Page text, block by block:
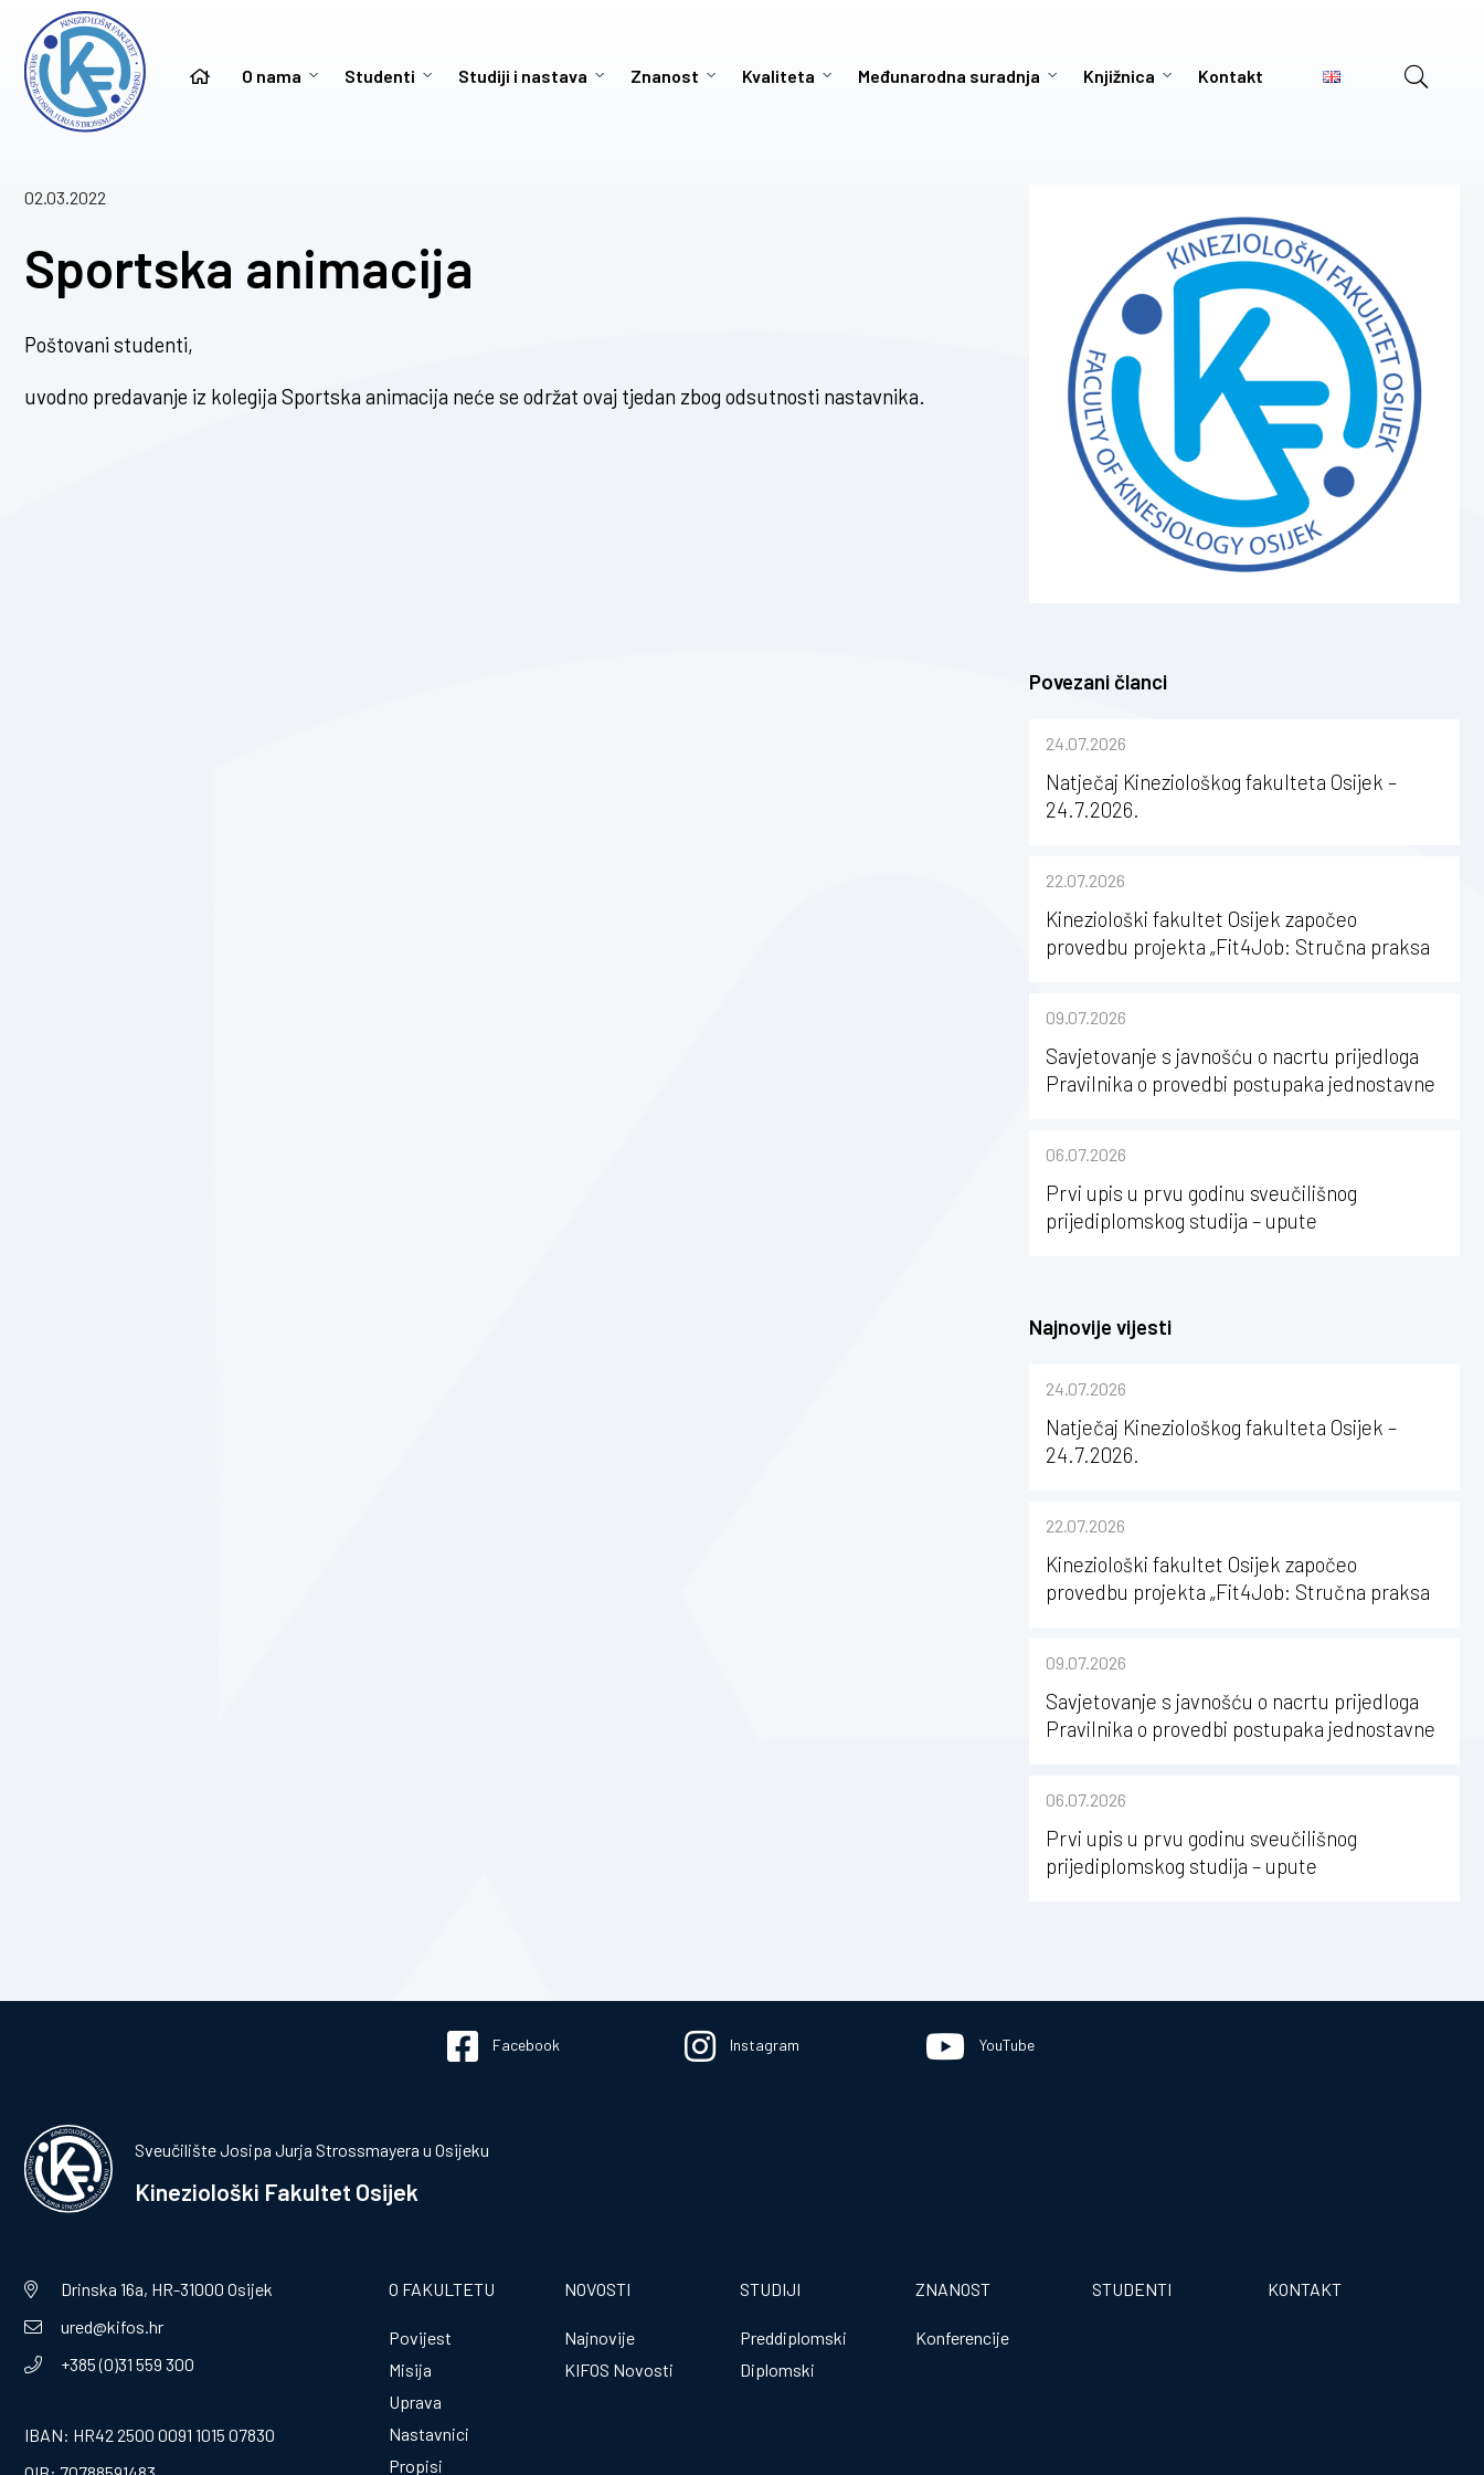
O nama Studenti Studiji i nastava Znanost Kvaliteta Međunarodna suradnja Knjižnica Kontakt
02.03.2022
Sportska animacija
Poštovani studenti,
uvodno predavanje iz kolegija Sportska animacija neće se održat ovaj tjedan zbog odsutnosti nastavnika.
Povezani članci
24.07.2026
Natječaj Kineziološkog fakulteta Osijek –
24.7.2026.
22.07.2026
Kineziološki fakultet Osijek započeo
provedbu projekta „Fit4Job: Stručna praksa
09.07.2026
Savjetovanje s javnošću o nacrtu prijedloga
Pravilnika o provedbi postupaka jednostavne
Strossmayera u Osijeku
06.07.2026
Prvi upis u prvu godinu sveučilišnog
prijediplomskog studija – upute
Najnovije vijesti
24.07.2026
Natječaj Kineziološkog fakulteta Osijek –
24.7.2026.
22.07.2026
Kineziološki fakultet Osijek započeo
provedbu projekta „Fit4Job: Stručna praksa
09.07.2026
Savjetovanje s javnošću o nacrtu prijedloga
Pravilnika o provedbi postupaka jednostavne
Strossmayera u Osijeku
06.07.2026
Prvi upis u prvu godinu sveučilišnog
prijediplomskog studija – upute
Facebook Instagram YouTube
Sveučilište Josipa Jurja Strossmayera u Osijeku
Kineziološki Fakultet Osijek
Drinska 16a, HR-31000 Osijek
ured@kifos.hr
+385 (0)31 559 300
IBAN: HR42 2500 0091 1015 07830
O FAKULTETU
Povijest
Misija
Uprava
Nastavnici
Propisi
NOVOSTI
Najnovije
KIFOS Novosti
STUDIJI
Preddiplomski
Diplomski
ZNANOST
Konferencije
STUDENTI KONTAKT